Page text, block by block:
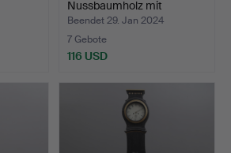
Nussbaumholz mit
Originalquit…
Beendet 29. Jan 2024
7 Gebote
116 USD